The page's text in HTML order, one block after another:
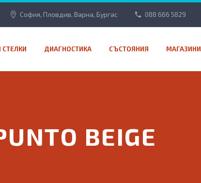
София, Пловдив, Варна, Бургас 088 666 5829
ДИАГНОСТИКА СЪСТОЯНИЯ МАГАЗИНИ
BEIGE